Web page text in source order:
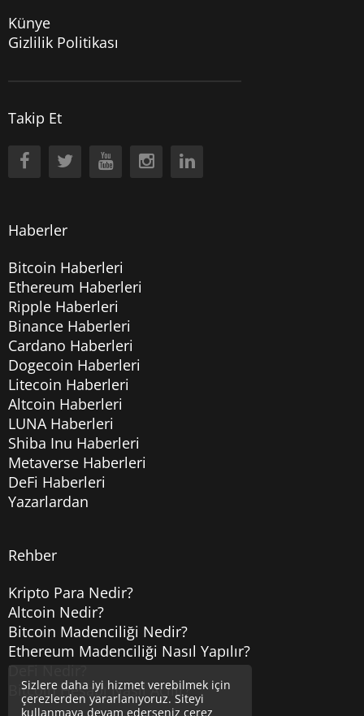
Künye
Gizlilik Politikası
Takip Et
Haberler
Bitcoin Haberleri
Ethereum Haberleri
Ripple Haberleri
Binance Haberleri
Cardano Haberleri
Dogecoin Haberleri
Litecoin Haberleri
Altcoin Haberleri
LUNA Haberleri
Shiba Inu Haberleri
Metaverse Haberleri
DeFi Haberleri
Yazarlardan
Rehber
Kripto Para Nedir?
Altcoin Nedir?
Bitcoin Madenciliği Nedir?
Ethereum Madenciliği Nasıl Yapılır?
DeFi Nedir?
Bitcoin Hesabı Nasıl Açılır?
Sizlere daha iyi hizmet verebilmek için
çerezlerden yararlanıyoruz. Siteyi
kullanmaya devam ederseniz çerez